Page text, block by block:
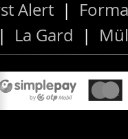
Alert |
| La Gard |